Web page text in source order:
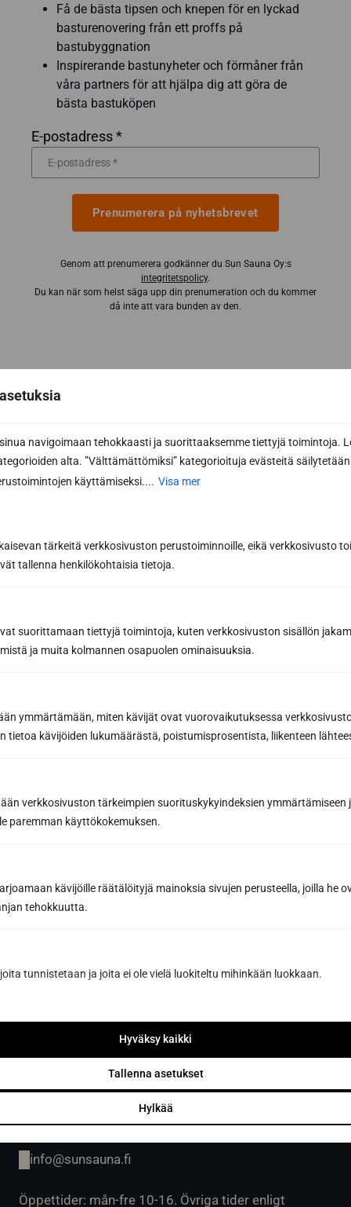
navigoimaan tehokkaasti ja suorittaaksemme tiettyjä toimintoja.
alta. ”Välttämättömiksi” kategorioituja evästeitä säilytetään
käyttämiseksi.... Visa mer
tärkeitä verkkosivuston perustoiminnoille, eikä verkkosivusto
tallenna henkilökohtaisia tietoja.
suorittamaan tiettyjä toimintoja, kuten verkkosivuston sisällön
ja muita kolmannen osapuolen ominaisuuksia.
ymmärtämään, miten kävijät ovat vuorovaikutuksessa
tietoa kävijöiden lukumäärästä, poistumisprosentista, liikenteen
verkkosivuston tärkeimpien suorituskykyindeksien ymmärtämiseen
paremman käyttökokemuksen.
kävijöille räätälöityjä mainoksia sivujen perusteella, joilla he
tehokkuutta.
tunnistetaan ja joita ei ole vielä luokiteltu mihinkään luokkaan.
Hylkää
Tallenna asetukset
Hyväksy kaikki
Få de bästa tipsen och knepen för en lyckad
basturenovering från ett proffs på
bastubyggnation
Inspirerande bastunyheter och förmåner från
våra partners för att hjälpa dig att göra de
bästa bastuköpen
E-postadress *
Prenumerera på nyhetsbrevet
Genom att prenumerera godkänner du Sun Sauna Oy:s
integritetspolicy.
Du kan när som helst säga upp din prenumeration och du kommer
då inte att vara bunden av den.
Har du redan ritat din drömbastu
med vår programvara för
Sun Sauna Oy, Jyväskylä
040 3470 220
Öppet vardagar 9-16 eller enligt överenskommelse.
Avhämtning av gods på vardagar kl. 07.00-15.00
Sun Sauna Oy, Vanda, Pakkala
Muuuntotie 3, 01510 VANTAA
(i samband med Kannus-Talo)
info@sunsauna.fi
Öppettider: mån-fre 10-16. Övriga tider enligt